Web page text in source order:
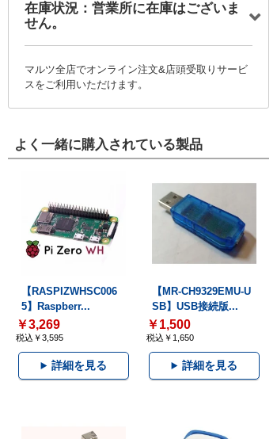
在庫状況：営業所に在庫はございま
せん。
マルツ全店でオンライン注文&店頭受取りサービ
スをご利用いただけます。
よく一緒に購入されている製品
【RASPIZWHSC006
5】Raspberr...
￥3,269
税込￥3,595
詳細を見る
【MR-CH9329EMU-U
SB】USB接続版...
￥1,500
税込￥1,650
詳細を見る